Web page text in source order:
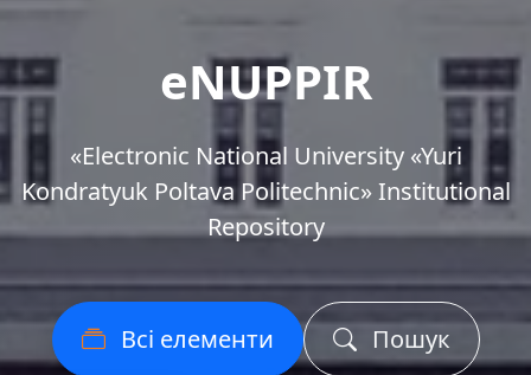
eNUPPIR
«Еlectronic National University «Yuri
Kondratyuk Poltava Politechnic» Institutional
Repository
Всі елементи Пошук